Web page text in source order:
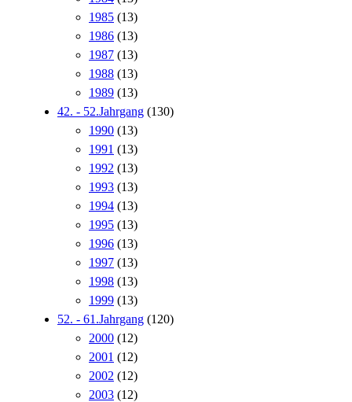
1985 (13)
1986 (13)
1987 (13)
1988 (13)
1989 (13)
42. - 52.Jahrgang (130)
1990 (13)
1991 (13)
1992 (13)
1993 (13)
1994 (13)
1995 (13)
1996 (13)
1997 (13)
1998 (13)
1999 (13)
52. - 61.Jahrgang (120)
2000 (12)
2001 (12)
2002 (12)
2003 (12)